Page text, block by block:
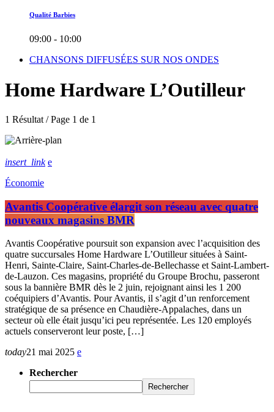
Qualité Barbies
09:00 - 10:00
CHANSONS DIFFUSÉES SUR NOS ONDES
Home Hardware L’Outilleur
1 Résultat / Page 1 de 1
insert_link
Économie
Avantis Coopérative élargit son réseau avec quatre
nouveaux magasins BMR
Avantis Coopérative poursuit son expansion avec l’acquisition des
quatre succursales Home Hardware L’Outilleur situées à Saint-
Henri, Sainte-Claire, Saint-Charles-de-Bellechasse et Saint-Lambert-
de-Lauzon. Ces magasins, propriété du Groupe Brochu, passeront
sous la bannière BMR dès le 2 juin, rejoignant ainsi les 1 200
coéquipiers d’Avantis. Pour Avantis, il s’agit d’un renforcement
stratégique de sa présence en Chaudière-Appalaches, dans un
secteur où elle était jusqu’ici peu représentée. Les 120 employés
actuels conserveront leur poste, […]
today21 mai 2025
Rechercher
Rechercher